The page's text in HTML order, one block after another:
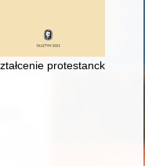
: górale w świetle
protestanckich i